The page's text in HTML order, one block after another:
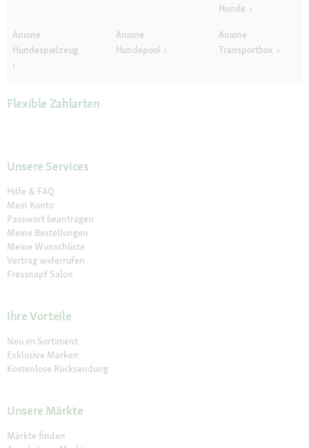
Hunde
Anione
Hundespielzeug
Anione
Hundepool
Anione
Transportbox
Flexible Zahlarten
Unsere Services
Hilfe & FAQ
Mein Konto
Passwort beantragen
Meine Bestellungen
Meine Wunschliste
Vertrag widerrufen
Fressnapf Salon
Ihre Vorteile
Neu im Sortiment
Exklusive Marken
Kostenlose Rücksendung
Unsere Märkte
Märkte finden